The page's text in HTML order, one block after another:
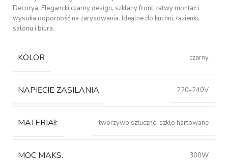
Decorya. Elegancki czarny design, szklany front, łatwy montaż i
wysoka odporność na zarysowania. Idealne do kuchni, łazienki,
salonu i biura.
KOLOR czarny
NAPIĘCIE ZASILANIA 220-240V
MATERIAŁ tworzywo sztuczne, szkło hartowane
MOC MAKS. 300W